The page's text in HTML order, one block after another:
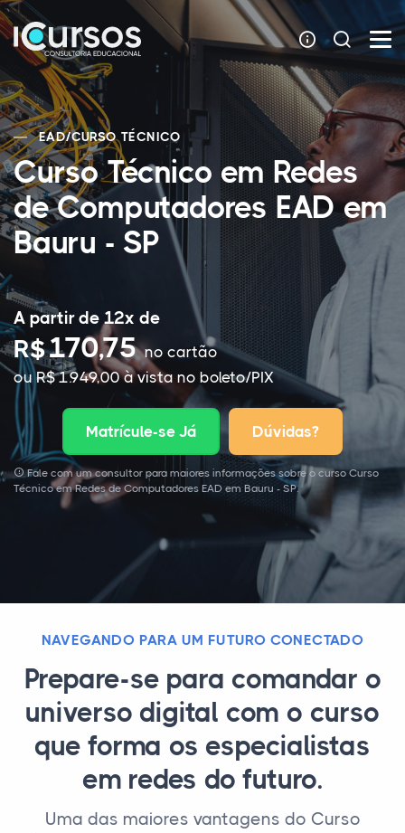
EAD/CURSO TÉCNICO
Curso Técnico em Redes
de Computadores EAD em
Bauru - SP
A partir de 12x de
R$170,75no cartão
ou R$ 1.949,00 à vista no boleto/PIX
Matrícule-se Já Dúvidas?
Fale com um consultor para maiores informações sobre o curso Curso
Técnico em Redes de Computadores EAD em Bauru - SP.
NAVEGANDO PARA UM FUTURO CONECTADO
Prepare-se para comandar o
universo digital com o curso
que forma os especialistas
em redes do futuro.
Uma das maiores vantagens do Curso